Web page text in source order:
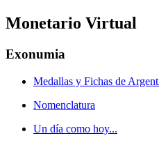
Monetario Virtual
Exonumia
Medallas y Fichas de
Nomenclatura
Un día como hoy...